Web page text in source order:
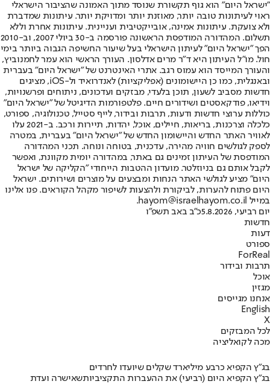
"ישראל היום" הוא גוף תקשורת שנוסד מתוך האמונה שהציבור הישראלי
ראוי לעיתונות טובה יותר, מאוזנת יותר ומדויקת יותר. עיתונות שמדברת
ולא צועקת. עיתונות אמינה, אובייקטיבית ועניינית. עיתונות אחרת וללא
תשלום. המהדורה המודפסת הראשונה פורסמה ב-30 ביולי 2007, וב-2010
הפך "ישראל היום" לעיתון הישראלי בעל שיעור החשיפה הגבוה ביותר בימי
חול. מו"ל העיתון היא ד"ר מרים אדלסון. העורך הראשי הוא עמר לחמנוביץ,
והעורך המייסד הוא עמוס רגב. אתרי האינטרנט של "ישראל היום" בעברית
ובאנגלית, כמו כן היישומונים (אפליקציות) לאנדרואיד ול-iOS, מציגים
חדשות מסביב לשעון, תוכן בלעדי, מבזקים ועדכונים, ניתוחים ופרשנויות,
וידיאו, פודקאסטים ושידורים חיים. פלטפורמות הדיגיטל של "ישראל היום"
כוללות ערוצי חדשות ודעות, תרבות ובידור, לייף סטייל, טכנולוגיה, ספורט,
כלכלה וצרכנות, בריאות, חיילים, אוכל, יהדות, תיירות ורכב. ב-2021 עלו
לאוויר האתר החדש והיישומון החדש של "ישראל היום" בעברית, במטרה
לספק לגולשים חוויה מהירה, עדכנית, בטוחה ונוחה. תכני המהדורה
המודפסת של העיתון זמינים גם באתר, במהדורה יומית מקוונת, ואפשר
לקבל אותם גם בניוזלטר. מועדון ההטבות הייחודי "הקליקה של ישראל
היום" מציע לגולשי האתר הנחות ומבצעים על מוצרים ושירותים. ישראל
היום פתוח להערות, לביקורת ולהצעות לשיפור מקהל הקוראים. פנו אלינו
במייל hayom@israelhayom.co.il.
יום רביעי, 5.8.2026
כ"ב באב תשפ"ו
חדשות
דעות
ספורט
ForReal
תרבות ובידור
אוכל
מגזין
אנחנו מגייסים
English
X
לכל המבזקים
מכה לקואליציה
בג"ץ הקפיא כרבע מיליארד שקלים שיועדו לחרדים
בג”ץ הקפיא היום (רביעי) את ההעברות התקציביותשאישרה ועדת